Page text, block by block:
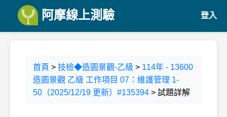
阿摩線上測驗 登入
首頁 > 技檢◆造園景觀-乙級 > 114年 - 13600
造園景觀 乙級 工作項目 07：維護管理 1-
50（2025/12/19 更新）#135394 > 試題詳解